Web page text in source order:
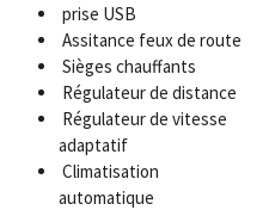
prise USB
Assitance feux de route
Sièges chauffants
Régulateur de distance
Régulateur de vitesse
adaptatif
Climatisation
automatique